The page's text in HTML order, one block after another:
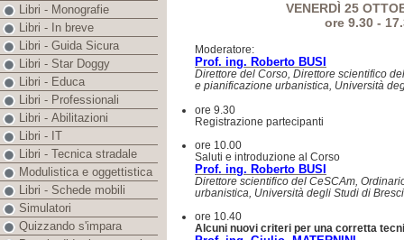
VENERDÌ 25
ore 9.30 -
Moderatore:
Prof. ing. Roberto BUSI
Direttore del Corso, Direttore scientifico
e pianificazione urbanistica, Università
ore 9.30
Registrazione partecipanti
ore 10.00
Saluti e introduzione al Corso
Prof. ing. Roberto BUSI
Direttore scientifico del CeSCAm,
urbanistica, Università degli Studi di
ore 10.40
Alcuni nuovi criteri per una corretta
Libri - Monografie
Libri - In breve
Libri - Guida Sicura
Libri - Star Doggy
Libri - Educa
Libri - Professionali
Libri - Abilitazioni
Libri - IT
Libri - Tecnica stradale
Modulistica e oggettistica
Libri - Schede mobili
Simulatori
Quizzando s'impara